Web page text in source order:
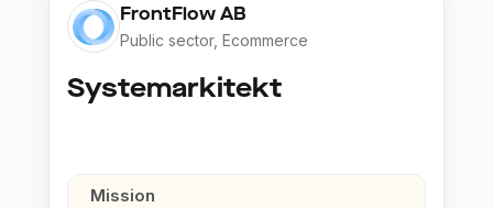
FrontFlow AB
Public sector, Ecommerce
Systemarkitekt
Mission